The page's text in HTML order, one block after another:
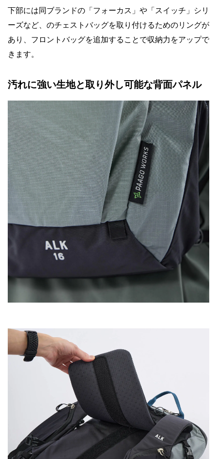
下部には同ブランドの「フォーカス」や「スイッチ」シリ
ーズなど、のチェストバッグを取り付けるためのリングが
あり、フロントバッグを追加することで収納力をアップで
きます。
汚れに強い生地と取り外し可能な背面パネル